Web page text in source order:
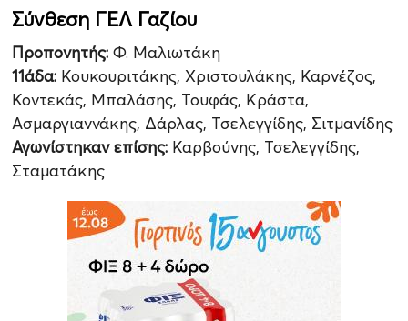
Σύνθεση ΓΕΛ Γαζίου
Προπονητής:Φ. Μαλιωτάκη
11άδα:Κουκουριτάκης, Χριστουλάκης, Καρνέζος,
Κοντεκάς, Μπαλάσης, Τουφάς, Κράστα,
Ασμαργιαννάκης, Δάρλας, Τσελεγγίδης, Σιτμανίδης
Αγωνίστηκαν επίσης:Καρβούνης, Τσελεγγίδης,
Σταματάκης